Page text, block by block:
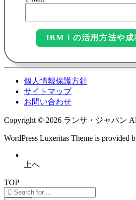
個人情報保護方針
サイトマップ
お問い合わせ
Copyright © 2026 ランサ・ジャパン
WordPress Luxeritas Theme is provided
上へ
TOP